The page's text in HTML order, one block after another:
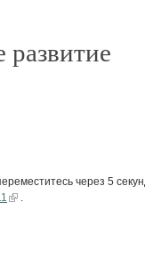
развитие
через 5